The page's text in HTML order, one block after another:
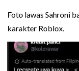
Foto lawas Sahroni
karakter Roblox.